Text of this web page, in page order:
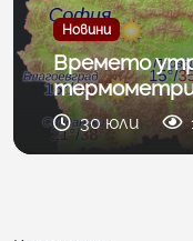
Новини
Времето
30 юли